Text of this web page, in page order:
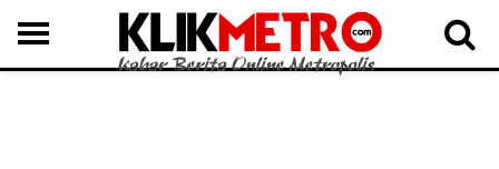
MEDAN LANGKAT DAIRI SAMOSIR TAPUT BATUBARA DELISERDANG